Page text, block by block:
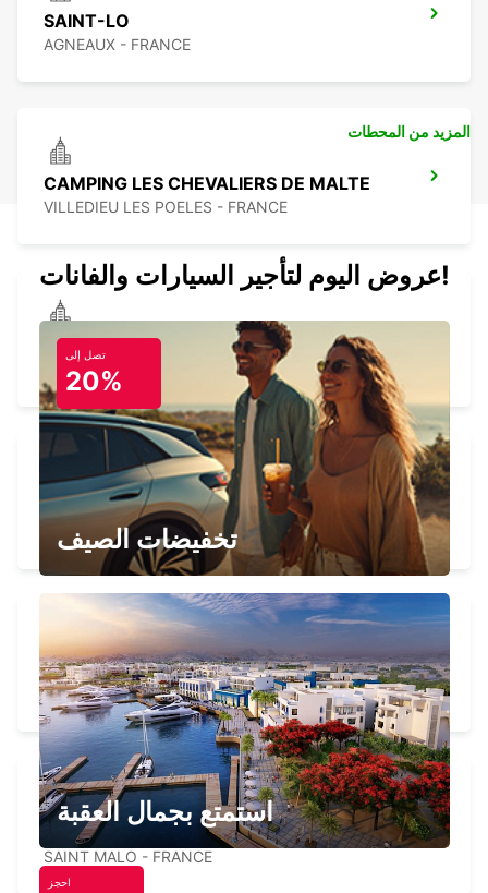
SAINT-LO
AGNEAUX - FRANCE
CAMPING LES CHEVALIERS DE MALTE
VILLEDIEU LES POELES - FRANCE
CARENTAN
CARENTAN - FRANCE
AVRANCHES
ST SENIER SOUS AVRANCHES - FRANCE
JERSEY AIRPORT - CHANNEL ISLANDS
JERSEY - UNITED KINGDOM
SAINT MALO TGV
SAINT MALO - FRANCE
المزيد من المحطات
عروض اليوم لتأجير السيارات والفانات!
تصل إلى
20%
تخفيضات الصيف
استمتع بجمال العقبة
احجز